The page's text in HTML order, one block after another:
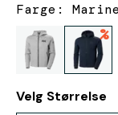
Farge:
%
Velg Størrelse